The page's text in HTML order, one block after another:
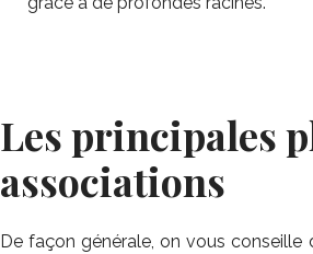
Les principales
associations
De façon générale, on vous conseille